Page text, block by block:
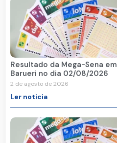
Resultado da Mega-Sena em
Barueri no dia 02/08/2026
2 de agosto de 2026
Ler noticia